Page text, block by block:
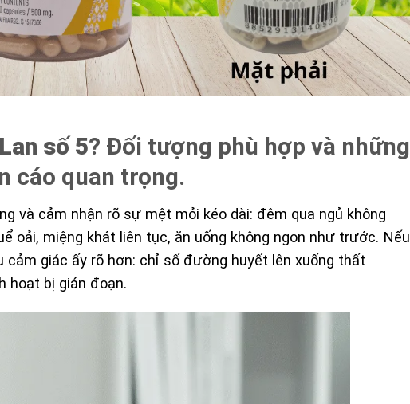
số 5? Đối tượng phù hợp và những
cáo quan trọng.
và cảm nhận rõ sự mệt mỏi kéo dài: đêm qua ngủ không
oải, miệng khát liên tục, ăn uống không ngon như trước. Nếu
giác ấy rõ hơn: chỉ số đường huyết lên xuống thất
hoạt bị gián đoạn.